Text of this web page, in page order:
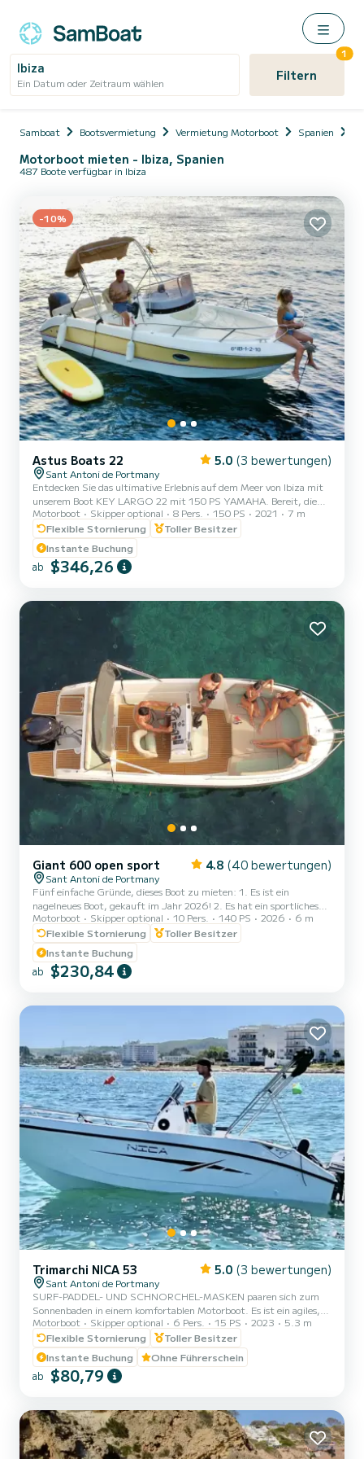
Ibiza
Ein Datum oder Zeitraum wählen Filtern
1
Samboat Bootsvermietung Vermietung Motorboot Spanien
Motorboot mieten - Ibiza, Spanien
487 Boote verfügbar in Ibiza
-10%
Astus Boats 22 5.0 (3 bewertungen)
Sant Antoni de Portmany
Entdecken Sie das ultimative Erlebnis auf dem Meer von Ibiza mit
unserem Boot KEY LARGO 22 mit 150 PS YAMAHA. Bereit, die
kristallklaren Gewässer von Ibiza zu erkunden? Mit unserem KEY
LARGO 22 PREMIUN BOAT 150CV Yamaha können Sie ein
unglaubliches nautisches Abenteuer erleben. Entspannen Sie sich
einfach und genießen Sie! Warum uns wählen? 1. MINDESTENS
EINEN PNB-NAVIGATIONSLIZENZ HABEN. Wir bieten Ihnen vor
Motorboot Skipper optional 8 Pers. 150 PS 2021
7 m
Flexible Stornierung
Toller Besitzer
Instante Buchung
ab $346,26
Giant 600 open sport 4.8 (40 bewertungen)
Sant Antoni de Portmany
Fünf einfache Gründe, dieses Boot zu mieten: 1. Es ist ein
nagelneues Boot, gekauft im Jahr 2026! 2. Es hat ein sportliches
und gleichzeitig elegantes Aussehen. 3. Es hat einen großen
Freibord, der das Segeln sehr stabil und komfortabel macht, ein
Offenes Boot. 4. Das breite Verdeck spendet genügend Schatten,
um entweder an Deck zu sonnen oder im Schatten am Heck zu
bleiben. 5. DAS EINZIGE BOOT IN SEINER KATEGORIE 6 METER
Motorboot Skipper optional 10 Pers. 140 PS 2026
6 m
Flexible Stornierung
Toller Besitzer
Instante Buchung
ab $230,84
Trimarchi NICA 53 5.0 (3 bewertungen)
Sant Antoni de Portmany
SURF-PADDEL- UND SCHNORCHEL-MASKEN paaren sich zum
Sonnenbaden in einem komfortablen Motorboot. Es ist ein agiles,
leistungsstarkes und dynamisches Boot, mit dem Sie jeden Punkt
der Küste erreichen können eine Frage von Minuten. Der
Anlegehafen befindet sich in Sant Antoni de Portmany. Ideale
Lage, wenn Sie zu den Buchten Cala Bassa und Cala Comte fahren
möchten, um die Privatsphäre und Ruhe zu genießen, die in der
Motorboot Skipper optional 6 Pers. 15 PS 2023
5.3 m
Flexible Stornierung
Toller Besitzer
Instante Buchung
Ohne Führerschein
ab $80,79